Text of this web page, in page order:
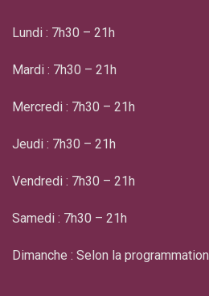
Lundi : 7h30 – 21h
Mardi : 7h30 – 21h
Mercredi : 7h30 – 21h
Jeudi : 7h30 – 21h
Vendredi : 7h30 – 21h
Samedi : 7h30 – 21h
Dimanche : Selon la programmation